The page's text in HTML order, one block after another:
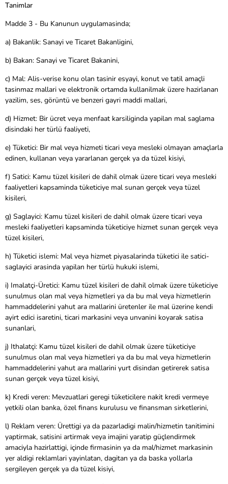
Tanimlar
Madde 3 - Bu Kanunun uygulamasinda;
a) Bakanlik: Sanayi ve Ticaret Bakanligini,
b) Bakan: Sanayi ve Ticaret Bakanini,
c) Mal: Alis-verise konu olan tasinir esyayi, konut ve tatil amaçli
tasinmaz mallari ve elektronik ortamda kullanilmak üzere hazirlanan
yazilim, ses, görüntü ve benzeri gayri maddi mallari,
d) Hizmet: Bir ücret veya menfaat karsiliginda yapilan mal saglama
disindaki her türlü faaliyeti,
e) Tüketici: Bir mal veya hizmeti ticari veya mesleki olmayan amaçlarla
edinen, kullanan veya yararlanan gerçek ya da tüzel kisiyi,
f) Satici: Kamu tüzel kisileri de dahil olmak üzere ticari veya mesleki
faaliyetleri kapsaminda tüketiciye mal sunan gerçek veya tüzel
kisileri,
g) Saglayici: Kamu tüzel kisileri de dahil olmak üzere ticari veya
mesleki faaliyetleri kapsaminda tüketiciye hizmet sunan gerçek veya
tüzel kisileri,
h) Tüketici islemi: Mal veya hizmet piyasalarinda tüketici ile satici-
saglayici arasinda yapilan her türlü hukuki islemi,
i) Imalatçi-Üretici: Kamu tüzel kisileri de dahil olmak üzere tüketiciye
sunulmus olan mal veya hizmetleri ya da bu mal veya hizmetlerin
hammaddelerini yahut ara mallarini üretenler ile mal üzerine kendi
ayirt edici isaretini, ticari markasini veya unvanini koyarak satisa
sunanlari,
j) Ithalatçi: Kamu tüzel kisileri de dahil olmak üzere tüketiciye
sunulmus olan mal veya hizmetleri ya da bu mal veya hizmetlerin
hammaddelerini yahut ara mallarini yurt disindan getirerek satisa
sunan gerçek veya tüzel kisiyi,
k) Kredi veren: Mevzuatlari geregi tüketicilere nakit kredi vermeye
yetkili olan banka, özel finans kurulusu ve finansman sirketlerini,
l) Reklam veren: Ürettigi ya da pazarladigi malin/hizmetin tanitimini
yaptirmak, satisini artirmak veya imajini yaratip güçlendirmek
amaciyla hazirlattigi, içinde firmasinin ya da mal/hizmet markasinin
yer aldigi reklamlari yayinlatan, dagitan ya da baska yollarla
sergileyen gerçek ya da tüzel kisiyi,